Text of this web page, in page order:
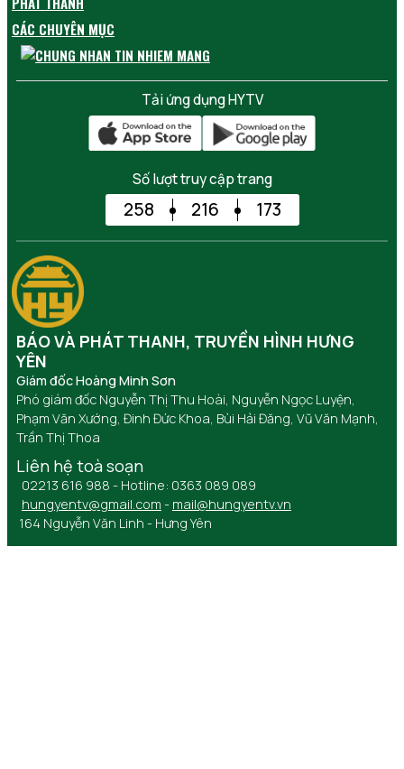
CÁC CHUYÊN MỤC
Tải ứng dụng HYTV
Số lượt truy cập trang
258 216 173
BÁO VÀ PHÁT THANH, TRUYỀN HÌNH HƯNG
YÊN
Giám đốc Hoàng Minh Sơn
Phó giám đốc Nguyễn Thị Thu Hoài, Nguyễn Ngọc Luyện,
Phạm Văn Xướng, Đinh Đức Khoa, Bùi Hải Đăng, Vũ Văn Mạnh,
Trần Thị Thoa
Liên hệ toà soạn
02213 616 988 - Hotline: 0363 089 089
hungyentv@gmail.com - mail@hungyentv.vn
164 Nguyễn Văn Linh - Hưng Yên